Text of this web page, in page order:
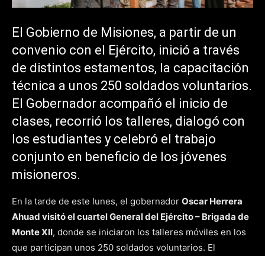
El Gobierno de Misiones, a partir de un
convenio con el Ejército, inició a través
de distintos estamentos, la capacitación
técnica a unos 250 soldados voluntarios.
El Gobernador acompañó el inicio de
clases, recorrió los talleres, dialogó con
los estudiantes y celebró el trabajo
conjunto en beneficio de los jóvenes
misioneros.
En la tarde de este lunes, el gobernador Oscar Herrera
Ahuad visitó el cuartel General del Ejército – Brigada de
Monte XII, donde se iniciaron los talleres móviles en los
que participan unos 250 soldados voluntarios. El